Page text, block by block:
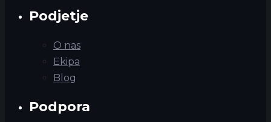
Podjetje
O nas
Ekipa
Blog
Podpora